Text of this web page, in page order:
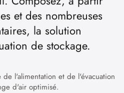
et des nombreuses
la solution
de stockage.
l'alimentation et de l'évacuation
d'air optimisé.